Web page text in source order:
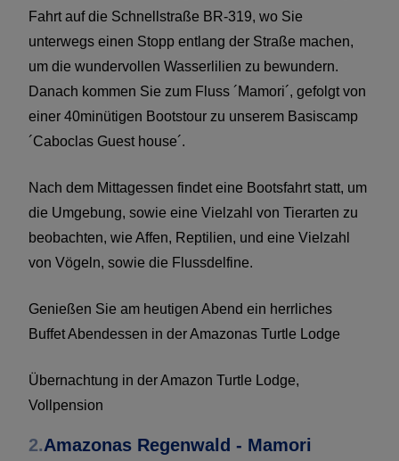
Fahrt auf die Schnellstraße BR-319, wo Sie
unterwegs einen Stopp entlang der Straße machen,
um die wundervollen Wasserlilien zu bewundern.
Danach kommen Sie zum Fluss ´Mamori´, gefolgt von
einer 40minütigen Bootstour zu unserem Basiscamp
´Caboclas Guest house´.
Nach dem Mittagessen findet eine Bootsfahrt statt, um
die Umgebung, sowie eine Vielzahl von Tierarten zu
beobachten, wie Affen, Reptilien, und eine Vielzahl
von Vögeln, sowie die Flussdelfine.
Genießen Sie am heutigen Abend ein herrliches
Buffet Abendessen in der Amazonas Turtle Lodge
Übernachtung in der Amazon Turtle Lodge,
Vollpension
2.Amazonas Regenwald - Mamori